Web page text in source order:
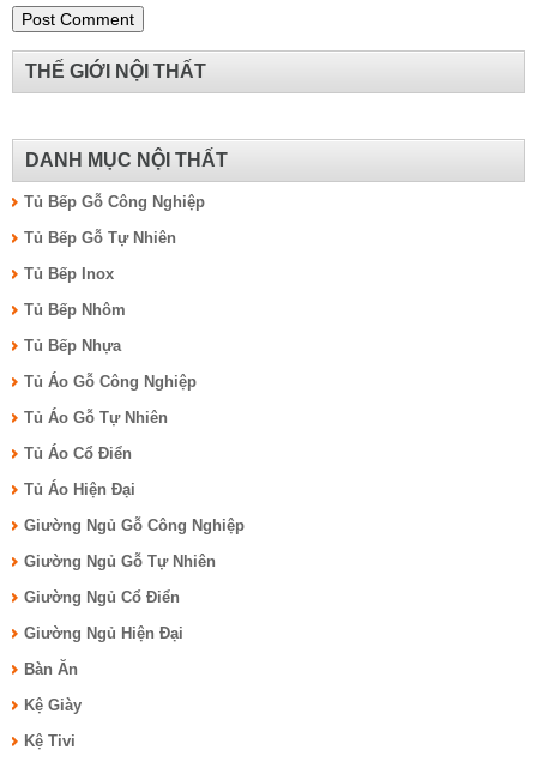
THẾ GIỚI NỘI THẤT
DANH MỤC NỘI THẤT
Tủ Bếp Gỗ Công Nghiệp
Tủ Bếp Gỗ Tự Nhiên
Tủ Bếp Inox
Tủ Bếp Nhôm
Tủ Bếp Nhựa
Tủ Áo Gỗ Công Nghiệp
Tủ Áo Gỗ Tự Nhiên
Tủ Áo Cổ Điển
Tủ Áo Hiện Đại
Giường Ngủ Gỗ Công Nghiệp
Giường Ngủ Gỗ Tự Nhiên
Giường Ngủ Cổ Điển
Giường Ngủ Hiện Đại
Bàn Ăn
Kệ Giày
Kệ Tivi